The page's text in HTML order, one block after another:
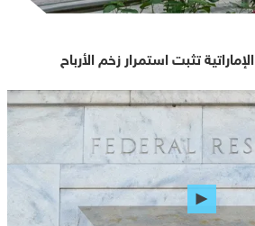
تثبت استمرار زخم الأرباح